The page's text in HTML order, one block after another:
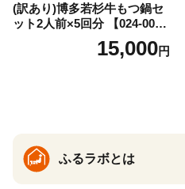
(訳あり)博多若杉牛もつ鍋セ
ット2人前×5回分 【024-002
15,000円
ふるラボとは